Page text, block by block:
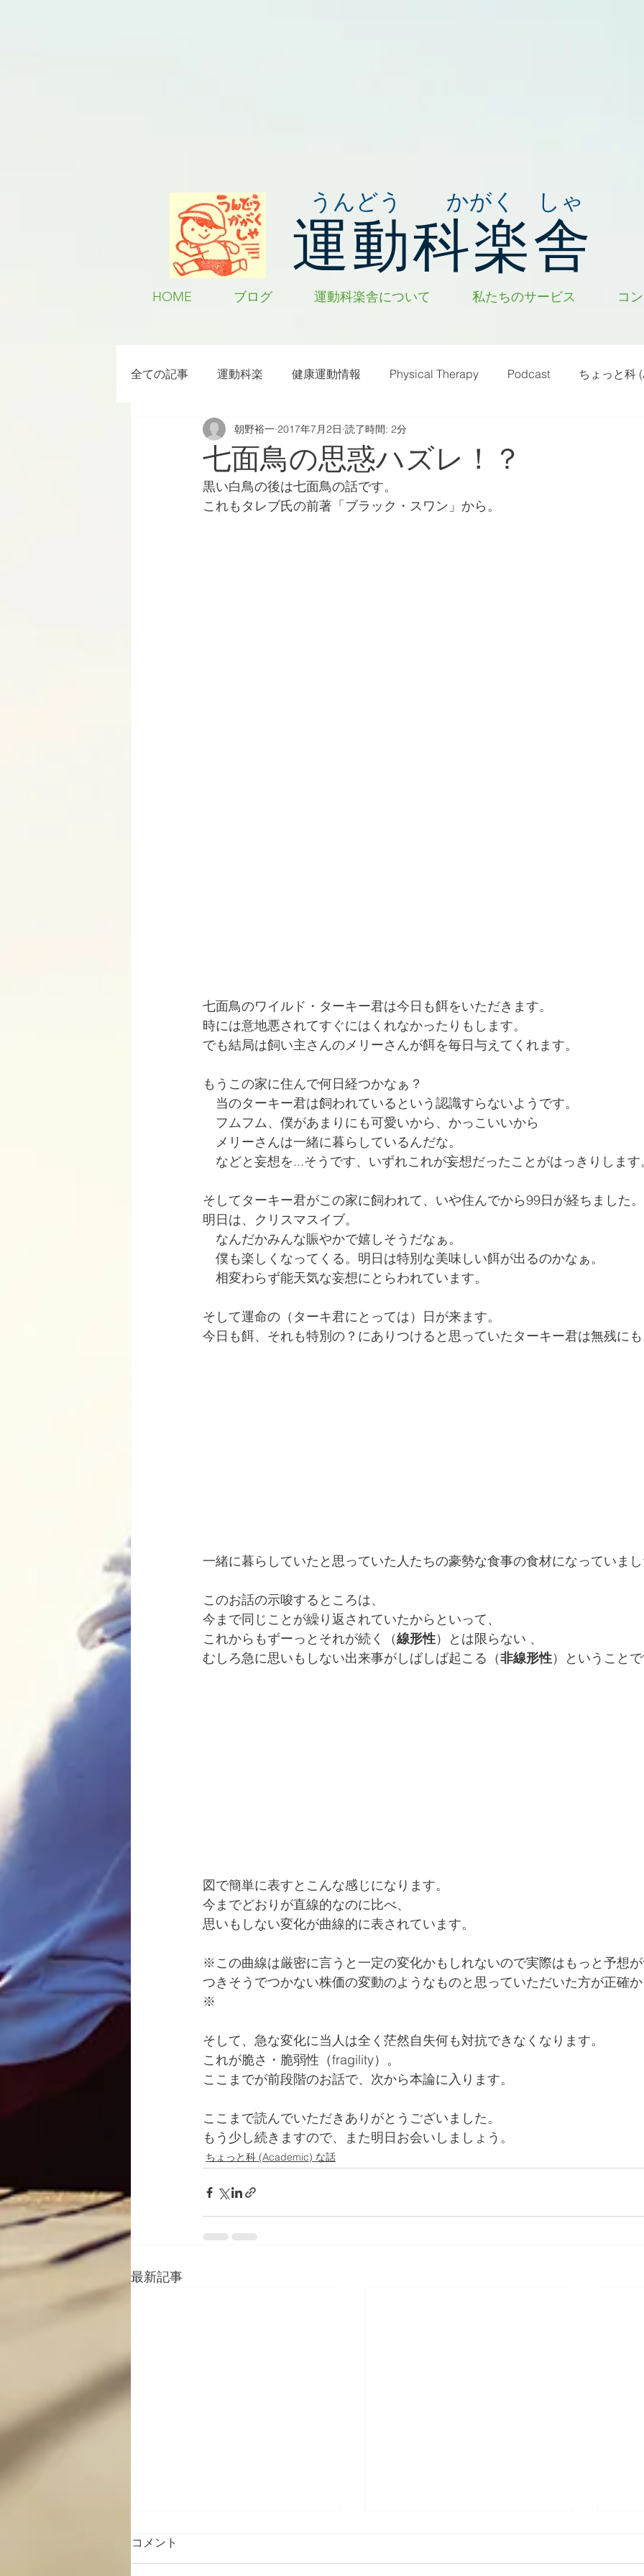
うんどう かがく しゃ
運動科楽舎
HOME ブログ 運動科楽舎について 私たちのサービス コ
全ての記事 運動科楽 健康運動情報 Physical Therapy Podcast ちょっと科
ちょっと楽 (Entertainment) な話 雑感その他
RWC2019 ラグビー カラダフリー
七面鳥の思惑ハズレ！？
朝野裕一 2017年7月2日 読了時間: 2分
黒い白鳥の後は七面鳥の話です。
これもタレブ氏の前著「ブラック・スワン」から。
七面鳥のワイルド・ターキー君は今日も餌をいただきます。
時には意地悪されてすぐにはくれなかったりもします。
でも結局は飼い主さんのメリーさんが餌を毎日与えてくれます。
もうこの家に住んで何日経つかなぁ？
当のターキー君は飼われているという認識すらないようです。
フムフム、僕があまりにも可愛いから、かっこいいから
メリーさんは一緒に暮らしているんだな。
などと妄想を...そうです、いずれこれが妄想だったことがはっきりします
そしてターキー君がこの家に飼われて、いや住んでから99日が経ちました。
明日は、クリスマスイブ。
なんだかみんな賑やかで嬉しそうだなぁ。
僕も楽しくなってくる。明日は特別な美味しい餌が出るのかなぁ。
相変わらず能天気な妄想にとらわれています。
そして運命の（ターキ君にとっては）日が来ます。
今日も餌、それも特別の？にありつけると思っていたターキー君は無残に
一緒に暮らしていたと思っていた人たちの豪勢な食事の食材になっていま
このお話の示唆するところは、
今まで同じことが繰り返されていたからといって、
これからもずーっとそれが続く（線形性）とは限らない 、
むしろ急に思いもしない出来事がしばしば起こる（非線形性）ということ
図で簡単に表すとこんな感じになります。
今までどおりが直線的なのに比べ、
思いもしない変化が曲線的に表されています。
※この曲線は厳密に言うと一定の変化かもしれないので実際はもっと予想
つきそうでつかない株価の変動のようなものと思っていただいた方が正確
※
そして、急な変化に当人は全く茫然自失何も対抗できなくなります。
これが脆さ・脆弱性（fragility）。
ここまでが前段階のお話で、次から本論に入ります。
ここまで読んでいただきありがとうございました。
もう少し続きますので、また明日お会いしましょう。
ちょっと科 (Academic) な話
最新記事
コメント